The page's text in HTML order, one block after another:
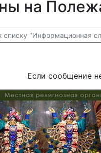
на
списку "Информационная
Если сообщение